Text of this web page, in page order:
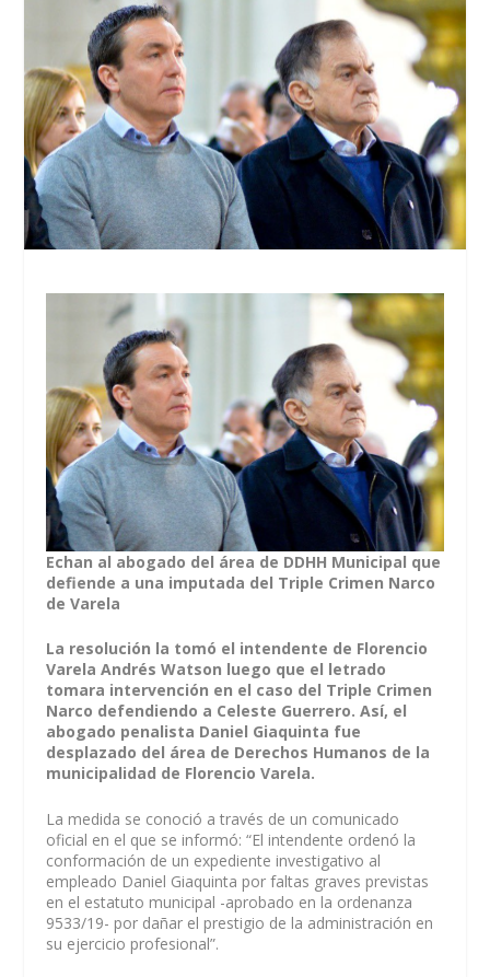
Echan al abogado del área de DDHH Municipal que
defiende a una imputada del Triple Crimen Narco
de Varela
La resolución la tomó el intendente de Florencio
Varela Andrés Watson luego que el letrado
tomara intervención en el caso del Triple Crimen
Narco defendiendo a Celeste Guerrero. Así, el
abogado penalista Daniel Giaquinta fue
desplazado del área de Derechos Humanos de la
municipalidad de Florencio Varela.
La medida se conoció a través de un comunicado
oficial en el que se informó: “El intendente ordenó la
conformación de un expediente investigativo al
empleado Daniel Giaquinta por faltas graves previstas
en el estatuto municipal -aprobado en la ordenanza
9533/19- por dañar el prestigio de la administración en
su ejercicio profesional”.